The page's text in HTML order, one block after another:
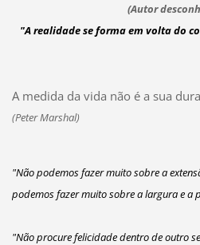
(Autor
"A realidade se forma em volta do
A medida da vida não é a sua
(Peter Marshal)
"Não podemos fazer muito sobre a
podemos fazer muito sobre a largura e a
"Não procure felicidade dentro de outro